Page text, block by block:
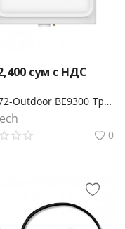
сум с НДС
EAP772-Outdoor BE9300 Трехдиапазонная внутренняя/наружная точка доступа Wi-Fi 7
0